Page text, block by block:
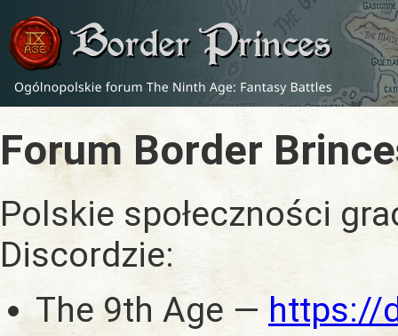
Forum Border
Polskie społeczności
Discordzie:
The 9th Age —https://